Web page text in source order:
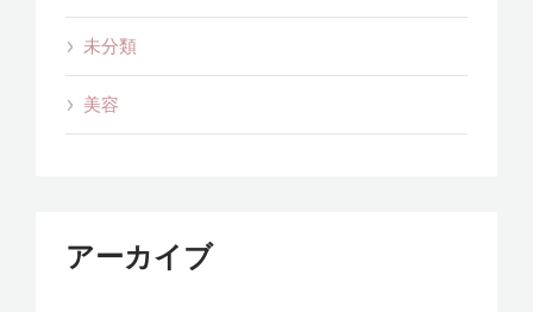
未分類
美容
アーカイブ